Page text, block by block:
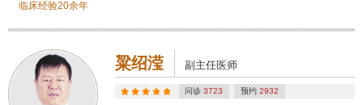
临床经验20余年
粱绍滢 副主任医师
问诊3723 预约 2932